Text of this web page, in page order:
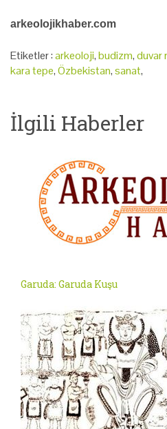
arkeolojikhaber.com
Etiketler :arkeoloji,budizm,duvar
kara tepe,Özbekistan,sanat,
İlgili Haberler
Garuda: Garuda Kuşu